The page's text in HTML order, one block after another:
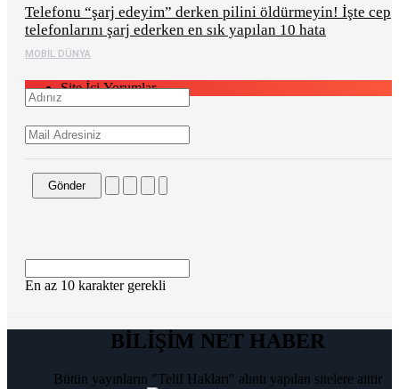
MOBIL DÜNYA
Telefonu “şarj edeyim” derken pilini öldürmeyin! İşte cep
telefonlarını şarj ederken en sık yapılan 10 hata
Site İçi Yorumlar
Gönder
En az 10 karakter gerekli
BİLİŞİM NET HABER
Bütün yayınların "Telif Hakları" alıntı yapılan sitelere aittir